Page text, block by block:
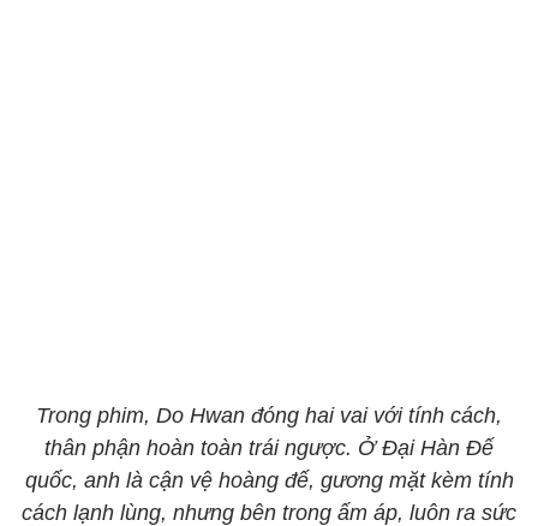
Trong phim, Do Hwan đóng hai vai với tính cách,
thân phận hoàn toàn trái ngược. Ở Đại Hàn Đế
quốc, anh là cận vệ hoàng đế, gương mặt kèm tính
cách lạnh lùng, nhưng bên trong ấm áp, luôn ra sức